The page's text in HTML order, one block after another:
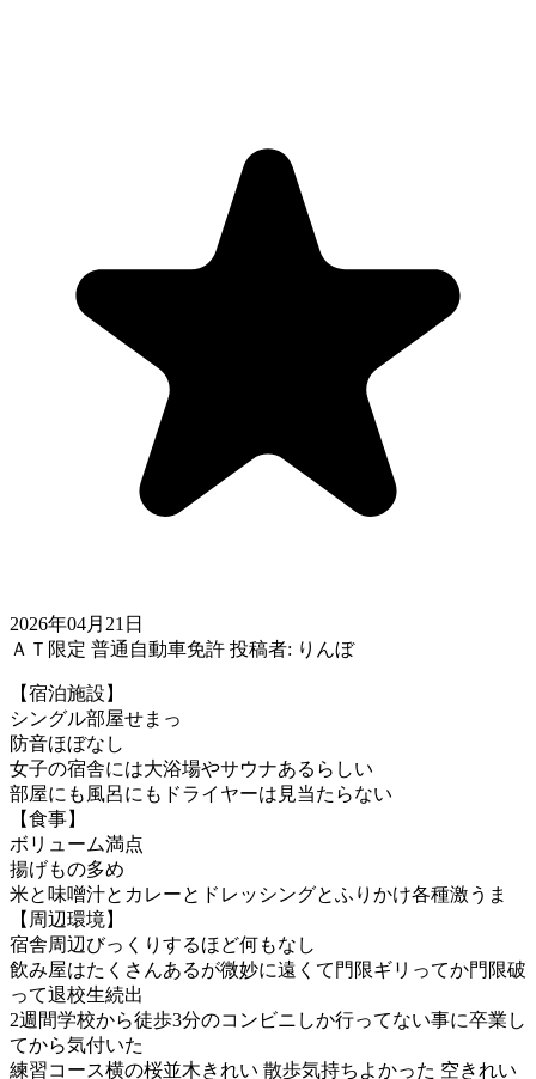
2026年04月21日
ＡＴ限定 普通自動車免許 投稿者: りんぼ
【宿泊施設】
シングル部屋せまっ
防音ほぼなし
女子の宿舎には大浴場やサウナあるらしい
部屋にも風呂にもドライヤーは見当たらない
【食事】
ボリューム満点
揚げもの多め
米と味噌汁とカレーとドレッシングとふりかけ各種激うま
【周辺環境】
宿舎周辺びっくりするほど何もなし
飲み屋はたくさんあるが微妙に遠くて門限ギリってか門限破
って退校生続出
2週間学校から徒歩3分のコンビニしか行ってない事に卒業し
てから気付いた
練習コース横の桜並木きれい 散歩気持ちよかった 空きれい